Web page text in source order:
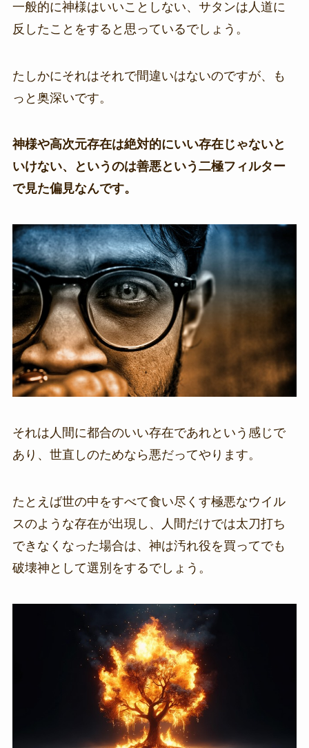
一般的に神様はいいことしない、サタンは人道に
反したことをすると思っているでしょう。
たしかにそれはそれで間違いはないのですが、も
っと奥深いです。
神様や高次元存在は絶対的にいい存在じゃないと
いけない、というのは善悪という二極フィルター
で見た偏見なんです。
それは人間に都合のいい存在であれという感じで
あり、世直しのためなら悪だってやります。
たとえば世の中をすべて食い尽くす極悪なウイル
スのような存在が出現し、人間だけでは太刀打ち
できなくなった場合は、神は汚れ役を買ってでも
破壊神として選別をするでしょう。